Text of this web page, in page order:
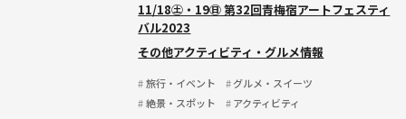
11/18㊏・19㊐ 第32回青梅宿アートフェスティ
バル2023
その他アクティビティ・グルメ情報
旅行・イベント
グルメ・スイーツ
絶景・スポット
アクティビティ